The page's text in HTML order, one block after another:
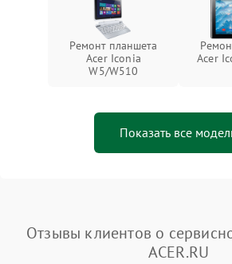
Ремонт планшета
Acer Iconia
W5/W510
Acer
Показать все
Отзывы клиентов о
ACER.RU